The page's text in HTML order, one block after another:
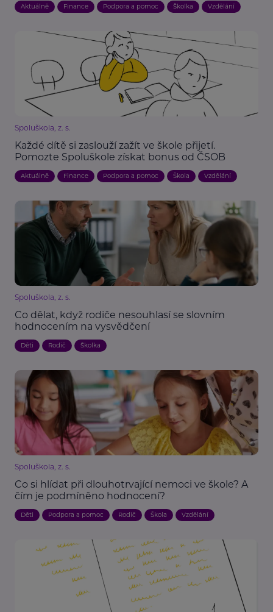
Aktuálně Finance Podpora a pomoc Školka Vzdělání
Spoluškola, z. s.
Každé dítě si zaslouží zažít ve škole přijetí.
Pomozte Spoluškole získat bonus od ČSOB
Aktuálně Finance Podpora a pomoc Škola Vzdělání
Spoluškola, z. s.
Co dělat, když rodiče nesouhlasí se slovním
hodnocením na vysvědčení
Děti Rodič Školka
Spoluškola, z. s.
Co si hlídat při dlouhotrvající nemoci ve škole? A
čím je podmíněno hodnocení?
Děti Podpora a pomoc Rodič Škola Vzdělání